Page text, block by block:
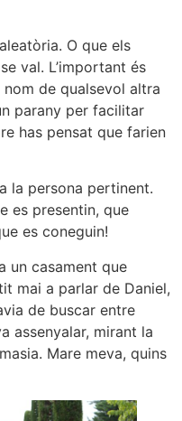
O que els
val. L’important és
de qualsevol altra
parany per facilitar
has pensat que farien
la persona pertinent.
es presentin, que
es coneguin!
un casament que
mai a parlar de Daniel,
de buscar entre
assenyalar, mirant la
Mare meva, quins